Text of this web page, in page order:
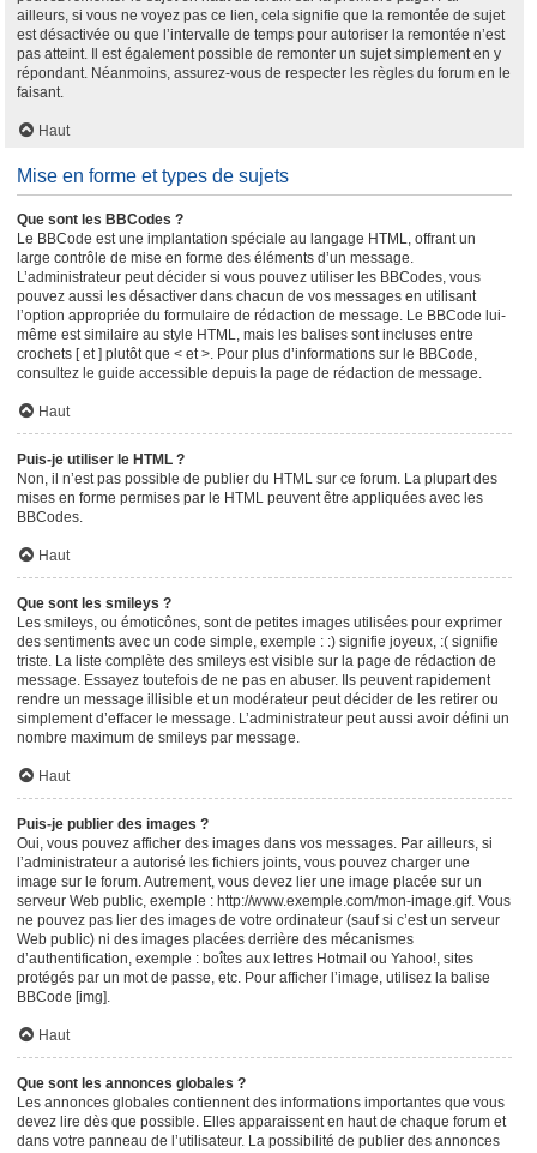
ailleurs, si vous ne voyez pas ce lien, cela signifie que la remontée de sujet
est désactivée ou que l’intervalle de temps pour autoriser la remontée n’est
pas atteint. Il est également possible de remonter un sujet simplement en y
répondant. Néanmoins, assurez-vous de respecter les règles du forum en le
faisant.
Haut
Mise en forme et types de sujets
Que sont les BBCodes ?
Le BBCode est une implantation spéciale au langage HTML, offrant un
large contrôle de mise en forme des éléments d’un message.
L’administrateur peut décider si vous pouvez utiliser les BBCodes, vous
pouvez aussi les désactiver dans chacun de vos messages en utilisant
l’option appropriée du formulaire de rédaction de message. Le BBCode lui-
même est similaire au style HTML, mais les balises sont incluses entre
crochets [ et ] plutôt que < et >. Pour plus d’informations sur le BBCode,
consultez le guide accessible depuis la page de rédaction de message.
Haut
Puis-je utiliser le HTML ?
Non, il n’est pas possible de publier du HTML sur ce forum. La plupart des
mises en forme permises par le HTML peuvent être appliquées avec les
BBCodes.
Haut
Que sont les smileys ?
Les smileys, ou émoticônes, sont de petites images utilisées pour exprimer
des sentiments avec un code simple, exemple : :) signifie joyeux, :( signifie
triste. La liste complète des smileys est visible sur la page de rédaction de
message. Essayez toutefois de ne pas en abuser. Ils peuvent rapidement
rendre un message illisible et un modérateur peut décider de les retirer ou
simplement d’effacer le message. L’administrateur peut aussi avoir défini un
nombre maximum de smileys par message.
Haut
Puis-je publier des images ?
Oui, vous pouvez afficher des images dans vos messages. Par ailleurs, si
l’administrateur a autorisé les fichiers joints, vous pouvez charger une
image sur le forum. Autrement, vous devez lier une image placée sur un
serveur Web public, exemple : http://www.exemple.com/mon-image.gif. Vous
ne pouvez pas lier des images de votre ordinateur (sauf si c’est un serveur
Web public) ni des images placées derrière des mécanismes
d’authentification, exemple : boîtes aux lettres Hotmail ou Yahoo!, sites
protégés par un mot de passe, etc. Pour afficher l’image, utilisez la balise
BBCode [img].
Haut
Que sont les annonces globales ?
Les annonces globales contiennent des informations importantes que vous
devez lire dès que possible. Elles apparaissent en haut de chaque forum et
dans votre panneau de l’utilisateur. La possibilité de publier des annonces